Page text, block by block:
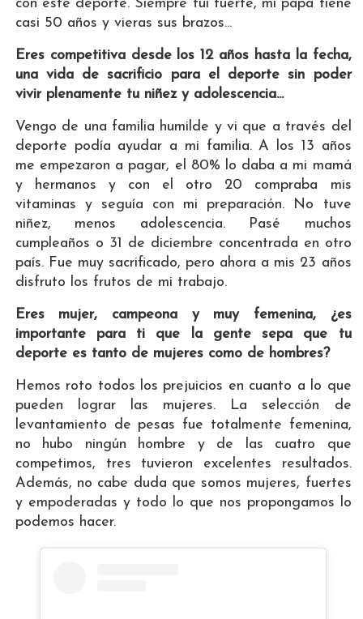
con este deporte. Siempre fui fuerte, mi papá tiene
casi 50 años y vieras sus brazos...
Eres competitiva desde los 12 años hasta la fecha,
una vida de sacrificio para el deporte sin poder
vivir plenamente tu niñez y adolescencia...
Vengo de una familia humilde y vi que a través del
deporte podía ayudar a mi familia. A los 13 años
me empezaron a pagar, el 80% lo daba a mi mamá
y hermanos y con el otro 20 compraba mis
vitaminas y seguía con mi preparación. No tuve
niñez, menos adolescencia. Pasé muchos
cumpleaños o 31 de diciembre concentrada en otro
país. Fue muy sacrificado, pero ahora a mis 23 años
disfruto los frutos de mi trabajo.
Eres mujer, campeona y muy femenina, ¿es
importante para ti que la gente sepa que tu
deporte es tanto de mujeres como de hombres?
Hemos roto todos los prejuicios en cuanto a lo que
pueden lograr las mujeres. La selección de
levantamiento de pesas fue totalmente femenina,
no hubo ningún hombre y de las cuatro que
competimos, tres tuvieron excelentes resultados.
Además, no cabe duda que somos mujeres, fuertes
y empoderadas y todo lo que nos propongamos lo
podemos hacer.